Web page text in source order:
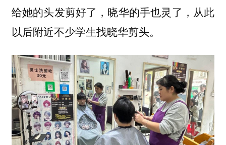
给她的头发剪好了，晓华的手也灵了，从此
以后附近不少学生找晓华剪头。